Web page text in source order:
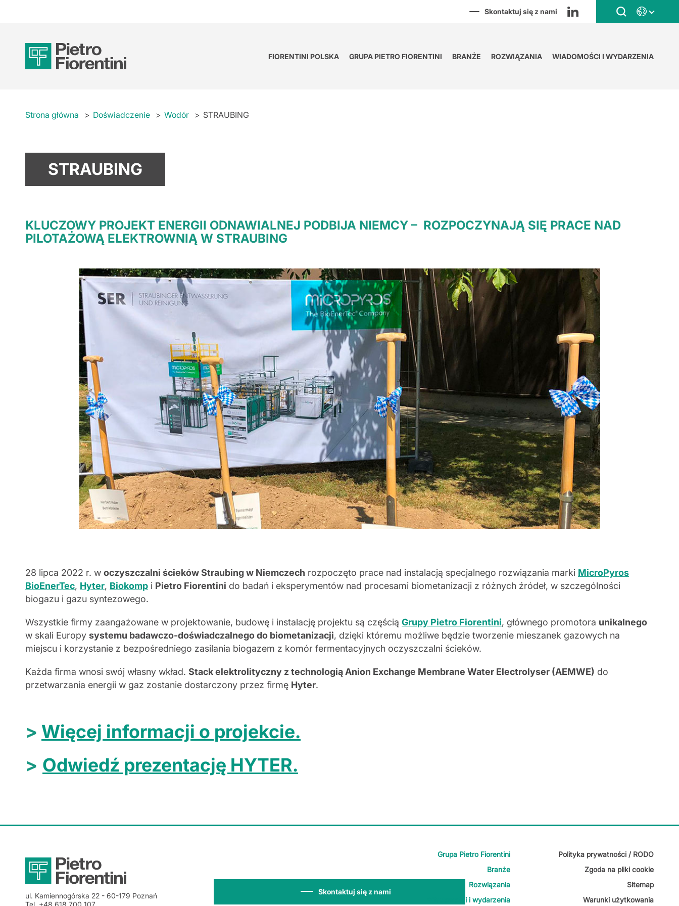
Skontaktuj się z nami
FIORENTINI POLSKA GRUPA PIETRO FIORENTINI BRANŻE ROZWIĄZANIA WIADOMOŚCI I WYDARZENIA
Strona główna Doświadczenie Wodór STRAUBING
STRAUBING
KLUCZOWY PROJEKT ENERGII ODNAWIALNEJ PODBIJA NIEMCY – ROZPOCZYNAJĄ SIĘ PRACE NAD
PILOTAŻOWĄ ELEKTROWNIĄ W STRAUBING
28 lipca 2022 r. w oczyszczalni ścieków Straubing w Niemczech rozpoczęto prace nad instalacją specjalnego rozwiązania marki MicroPyros
BioEnerTec, Hyter, Biokomp i Pietro Fiorentini do badań i eksperymentów nad procesami biometanizacji z różnych źródeł, w szczególności
biogazu i gazu syntezowego.
Wszystkie firmy zaangażowane w projektowanie, budowę i instalację projektu są częścią Grupy Pietro Fiorentini, głównego promotora unikalnego
w skali Europy systemu badawczo-doświadczalnego do biometanizacji, dzięki któremu możliwe będzie tworzenie mieszanek gazowych na
miejscu i korzystanie z bezpośredniego zasilania biogazem z komór fermentacyjnych oczyszczalni ścieków.
Każda firma wnosi swój własny wkład. Stack elektrolityczny z technologią Anion Exchange Membrane Water Electrolyser (AEMWE) do
przetwarzania energii w gaz zostanie dostarczony przez firmę Hyter.
> Więcej informacji o projekcie.
> Odwiedź prezentację HYTER.
ul. Kamiennogórska 22 - 60-179 Poznań
Skontaktuj się z nami
Grupa Pietro Fiorentini
Branże
Rozwiązania
Wiadomości i wydarzenia
Polityka prywatności / RODO
Zgoda na pliki cookie
Sitemap
Warunki użytkowania